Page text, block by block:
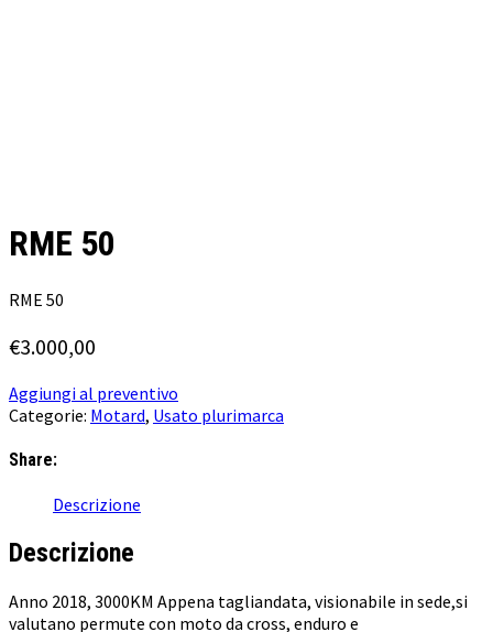
RME 50
RME 50
€3.000,00
Aggiungi al preventivo
Categorie: Motard, Usato plurimarca
Share:
Descrizione
Descrizione
Anno 2018, 3000KM Appena tagliandata, visionabile in sede,si
valutano permute con moto da cross, enduro e